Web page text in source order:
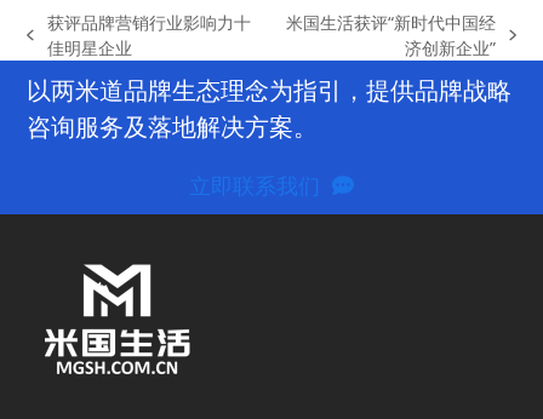
previous
获评品牌营销行业影响力十
佳明星企业
米国生活获评“新时代中国经
济创新企业”
以两米道品牌生态理念为指引，提供品牌战略
咨询服务及落地解决方案。
立即联系我们